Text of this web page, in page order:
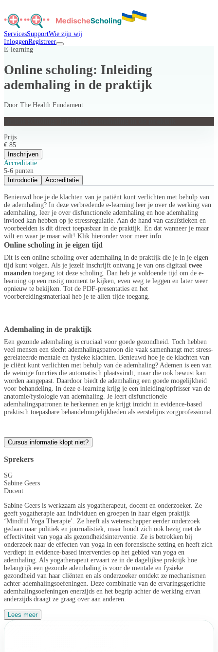
ServicesSupportWie zijn wij
InloggenRegistreer
E-learning
Online scholing: Inleiding
ademhaling in de praktijk
Door The Health Fundament
Prijs
€ 85
Inschrijven
Accreditatie
5-6 punten
Introductie
Accreditatie
Benieuwd hoe je de klachten van je patiënt kunt verlichten met behulp van
de ademhaling? In deze verbredende e-learning leer je over de werking van
ademhaling, leer je over disfunctionele ademhaling en hoe ademhaling
invloed kan hebben op je stressregulatie. Aan de hand van casuïstieken en
voorbeelden is dit direct toepasbaar in de praktijk. En dat wanneer je maar
wilt en waar je maar wilt! Klik hieronder voor meer info.
Online scholing in je eigen tijd
Dit is een online scholing over ademhaling in de praktijk die je in je eigen
tijd kunt volgen. Als je jezelf inschrijft ontvang je van ons digitaal twee
maanden toegang tot deze scholing. Dan heb je voldoende tijd om de e-
learning op een rustig moment te kijken, even weg te leggen en later weer
opnieuw te bekijken. Tot de PDF-presentaties en het
voorbereidingsmateriaal heb je te allen tijde toegang.
Ademhaling in de praktijk
Een gezonde ademhaling is cruciaal voor goede gezondheid. Toch hebben
veel mensen een slecht ademhalingspatroon die vaak samenhangt met stress-
gerelateerde mentale en fysieke klachten. Benieuwd hoe je de klachten van
je cliënt kunt verlichten met behulp van de ademhaling? Ademen is een van
de weinige functies die automatisch plaatsvindt, maar die ook bewust kan
worden aangepast. Daardoor biedt de ademhaling een goede mogelijkheid
voor behandeling. In deze e-learning krijg je een inleiding/opfrisser van de
anatomie/fysiologie van ademhaling. Je leert disfunctionele
ademhalingspatronen te herkennen en je krijgt inzicht in evidence-based
praktisch toepasbare behandelmogelijkheden als eerstelijns zorgprofessional.
Cursus informatie klopt niet?
Sprekers
SG
Sabine Geers
Docent
Sabine Geers is werkzaam als yogatherapeut, docent en onderzoeker. Ze
geeft yogatherapie aan individuen en groepen in haar eigen praktijk
‘Mindful Yoga Therapie’. Ze heeft als wetenschapper eerder onderzoek
gedaan naar politiek en journalistiek, maar houdt zich ook bezig met de
effectiviteit van yoga als gezondheidsinterventie. Ze is betrokken bij
onderzoek naar de effecten van yoga in een forensische setting en heeft zich
verdiept in evidence-based interventies op het gebied van yoga en
ademhaling. Als yogatherapeut ervaart ze in de dagelijkse praktijk hoe
belangrijk een gezonde ademhaling is voor de mentale en fysieke
gezondheid van haar cliënten en als onderzoeker ontdekt ze mechanismen
achter ademhalingsoefeningen. Deze combinatie van de ervaringsgerichte
ademhalingsoefeningen enerzijds en het begrip achter de werking ervan
anderzijds draagt ze graag over aan anderen.
Lees meer